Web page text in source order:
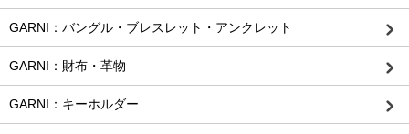
GARNI：バングル・ブレスレット・アンクレット
GARNI：財布・革物
GARNI：キーホルダー